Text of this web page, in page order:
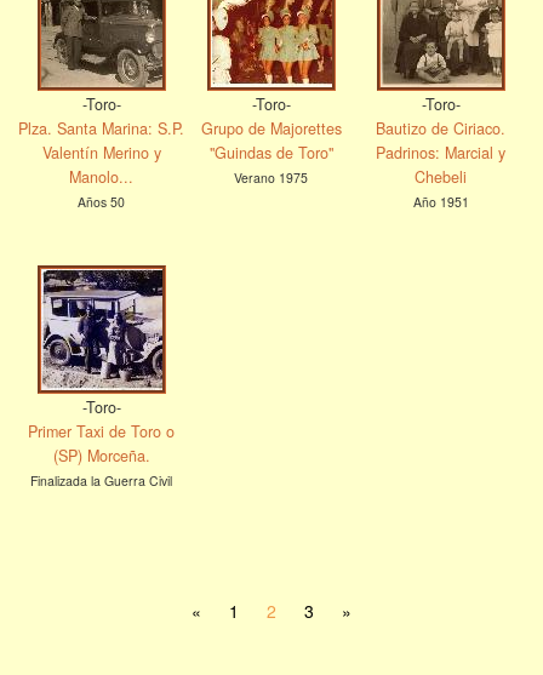
-Toro-
Plza. Santa Marina: S.P.
Valentín Merino y
Manolo...
Años 50
-Toro-
Grupo de Majorettes
"Guindas de Toro"
Verano 1975
-Toro-
Bautizo de Ciriaco.
Padrinos: Marcial y
Chebeli
Año 1951
-Toro-
Primer Taxi de Toro o
(SP) Morceña.
Finalizada la Guerra Civil
« 1 2 3 »